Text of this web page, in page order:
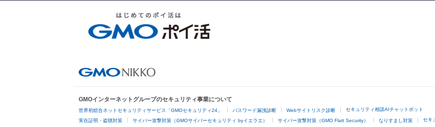
GMOインターネットグループのセキュリティ事業について
世界初総合ネットセキュリティサービス「GMOセキュリティ24」 パスワード漏洩診断 Webサイトリスク診断 セキュリティ相談AIチャットボット
実在証明・盗聴対策 サイバー攻撃対策（GMOサイバーセキュリティ byイエラエ） サイバー攻撃対策（GMO Flatt Security） なりすまし対策 セキ